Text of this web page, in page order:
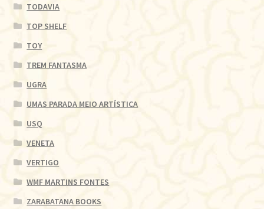
TODAVIA
TOP SHELF
TOY
TREM FANTASMA
UGRA
UMAS PARADA MEIO ARTÍSTICA
USQ
VENETA
VERTIGO
WMF MARTINS FONTES
ZARABATANA BOOKS